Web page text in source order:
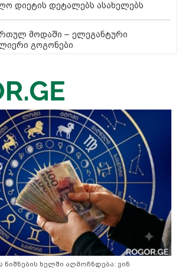
დიეტის დეტალებს ასახელებს
მოდაში – ელეგანტური
გოგონები
ხელში აღმოჩნდება: ვინ